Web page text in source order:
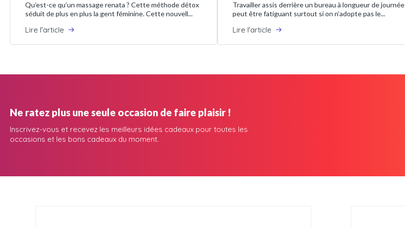
Qu’est-ce qu’un massage renata ? Cette méthode détox
séduit de plus en plus la gent féminine. Cette nouvell...
Lire l'article
Travailler assis derrière un bureau à longueur de journée
peut être fatiguant surtout si on n’adopte pas le...
Lire l'article
Ne ratez plus une seule occasion de faire plaisir !
Inscrivez-vous et recevez les meilleurs idées cadeaux pour toutes les
occasions et les bons cadeaux du moment.